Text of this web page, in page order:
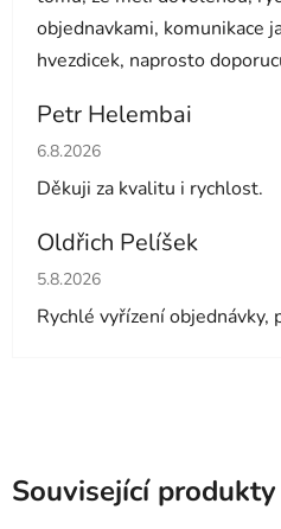
objednavkami, komunikace
hvezdicek, naprosto
Petr Helembai
Hodnocení obchodu je 5 z 5
6.8.2026
Děkuji za kvalitu i rychlost.
Oldřich Pelíšek
Hodnocení obchodu je 5 z 5
5.8.2026
Rychlé vyřízení objednávky,
Související produkty